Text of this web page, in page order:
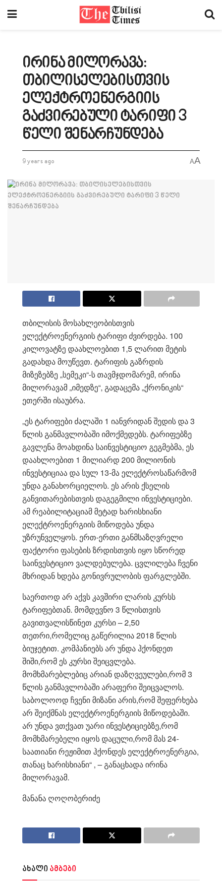
ირინა მილორავა:
თბილისელებისთვის
ელექტროენერგიის
გაძვირებული ტარიფი 3
წელი შენარჩუნდება
9 years ago AA
თბილისის მოსახლეობისთვის
ელექტროენერგიის ტარიფი ძვირდება. 100
კილოვატზე დაახლოებით 1,5 ლარით მეტის
გადახდა მოუწევთ. ტარიფის გაზრდის
მიზეზებზე „სემეკი“-ს თავმჯდომარემ, ირინა
მილორავამ „იმედზე“, გადაცემა „ქრონიკის“
ეთერში ისაუბრა.
„ეს ტარიფები ძალაში 1 იანვრიდან შედის და 3
წლის განმავლობაში იმოქმედებს. ტარიფებზე
გავლენა მოახდინა საინვესტიციო გეგმებმა, ეს
დაახლოებით 1 მილიარდ 200 მილიონის
ინვესტიციაა და სულ 13-მა ელექტროსაწარმომ
უნდა განახორციელოს. ეს არის ქსელის
განვითარებისთვის დაგეგმილი ინვესტიციები.
ამ რეაბილიტაციამ მეტად ხარისხიანი
ელექტროენერგიის მიწოდება უნდა
უზრუნველყოს. ერთ-ერთი განმსაზღვრელი
ფაქტორი ფასების ზრდისთვის იყო სწორედ
საინვესტიციო ვალდებულება. ცვლილება ჩვენი
მხრიდან ხდება გონივრულობის ფარგლებში.
საერთოდ არ აქვს კავშირი ლარის კურსს
ტარიფებთან. მომდევნო 3 წლისთვის
გავითვალისწინეთ კურსი – 2,50
თეთრი,რომელიც გაწერილია 2018 წლის
ბიუჯეტით. კომპანიებს არ უნდა ჰქონდეთ
შიში,რომ ეს კურსი შეიცვლება.
მომხმარებლებიც არიან დაზღვეულები,რომ 3
წლის განმავლობაში არაფერი შეიცვალოს.
საბოლოოდ ჩვენი მიზანი არის,რომ შეფერხება
არ შეიქმნას ელექტროენერგიის მიწოდებაში.
არ უნდა ვთქვათ უარი ინვესტიციებზე,რომ
მომხმარებელი იყოს დაცული,რომ მას 24-
საათიანი რეჟიმით ჰქონდეს ელექტროენერგია,
თანაც ხარისხიანი“ , – განაცხადა ირინა
მილორავამ.
მანანა ღოღობერიძე
ახალი ამბები